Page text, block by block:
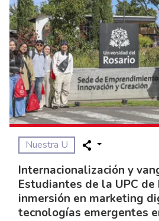
Nuestra U
Internacionalización y
Estudiantes de la UPC de
inmersión en marketing
tecnologías emergentes